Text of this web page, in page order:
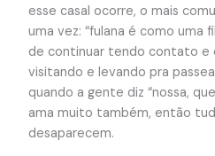
esse casal ocorre, o mais
uma vez: “fulana é como uma
de continuar tendo contato e
visitando e levando pra
quando a gente diz “nossa,
ama muito também, então
desaparecem.